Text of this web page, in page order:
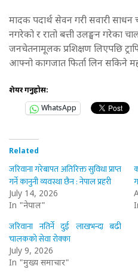
मादक पदार्थ सेवन गरी सवारी
नगरेको र रातो बत्ती उलङ्घन गरेका
जनचेतनामूलक प्रशिक्षण लिएपछि
आफ्नो कागजात फिर्ता लिन सकिने
शेयर गर्नुहोस:
WhatsApp
Related
जरिवाना गरेबापत अतिरिक्त सुविधा प्राप्त
गर्ने कानुनी व्यवस्था छैन : नेपाल प्रहरी
July 14, 2026
In "नेपाल"
जरिवाना नतिर्ने दुई लाखभन्दा बढी
चालकको सेवा रोक्का
July 9, 2026
In "मुख्य समाचार"